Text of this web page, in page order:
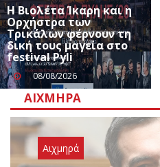
Η Βιολέτα Ίκαρη και η
Ορχήστρα των
Τρικάλων φέρνουν τη
δική τους μαγεία στο
festival Pyli
08/08/2026
ΑΙΧΜΗΡΆ
Αιχμηρά